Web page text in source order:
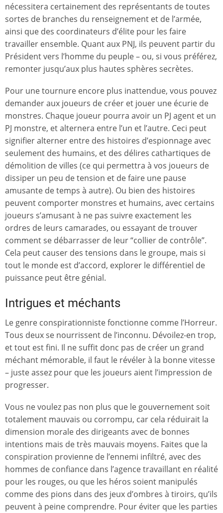
nécessitera certainement des représentants de toutes
sortes de branches du renseignement et de l’armée,
ainsi que des coordinateurs d’élite pour les faire
travailler ensemble. Quant aux PNJ, ils peuvent partir du
Président vers l’homme du peuple – ou, si vous préférez,
remonter jusqu’aux plus hautes sphères secrètes.
Pour une tournure encore plus inattendue, vous pouvez
demander aux joueurs de créer et jouer une écurie de
monstres. Chaque joueur pourra avoir un PJ agent et un
PJ monstre, et alternera entre l’un et l’autre. Ceci peut
signifier alterner entre des histoires d’espionnage avec
seulement des humains, et des délires cathartiques de
démolition de villes (ce qui permettra à vos joueurs de
dissiper un peu de tension et de faire une pause
amusante de temps à autre). Ou bien des histoires
peuvent comporter monstres et humains, avec certains
joueurs s’amusant à ne pas suivre exactement les
ordres de leurs camarades, ou essayant de trouver
comment se débarrasser de leur “collier de contrôle”.
Cela peut causer des tensions dans le groupe, mais si
tout le monde est d’accord, explorer le différentiel de
puissance peut être génial.
Intrigues et méchants
Le genre conspirationniste fonctionne comme l’Horreur.
Tous deux se nourrissent de l’inconnu. Dévoilez-en trop,
et tout est fini. Il ne suffit donc pas de créer un grand
méchant mémorable, il faut le révéler à la bonne vitesse
– juste assez pour que les joueurs aient l’impression de
progresser.
Vous ne voulez pas non plus que le gouvernement soit
totalement mauvais ou corrompu, car cela réduirait la
dimension morale des dirigeants avec de bonnes
intentions mais de très mauvais moyens. Faites que la
conspiration provienne de l’ennemi infiltré, avec des
hommes de confiance dans l’agence travaillant en réalité
pour les rouges, ou que les héros soient manipulés
comme des pions dans des jeux d’ombres à tiroirs, qu’ils
peuvent à peine comprendre. Pour éviter que les parties